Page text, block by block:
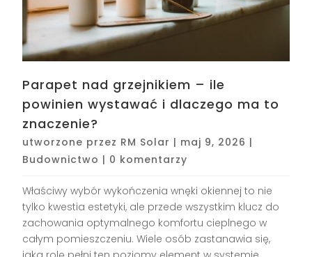
Parapet nad grzejnikiem – ile
powinien wystawać i dlaczego ma to
znaczenie?
utworzone przez RM Solar | maj 9, 2026 |
Budownictwo | 0 komentarzy
Właściwy wybór wykończenia wnęki okiennej to nie
tylko kwestia estetyki, ale przede wszystkim klucz do
zachowania optymalnego komfortu cieplnego w
całym pomieszczeniu. Wiele osób zastanawia się,